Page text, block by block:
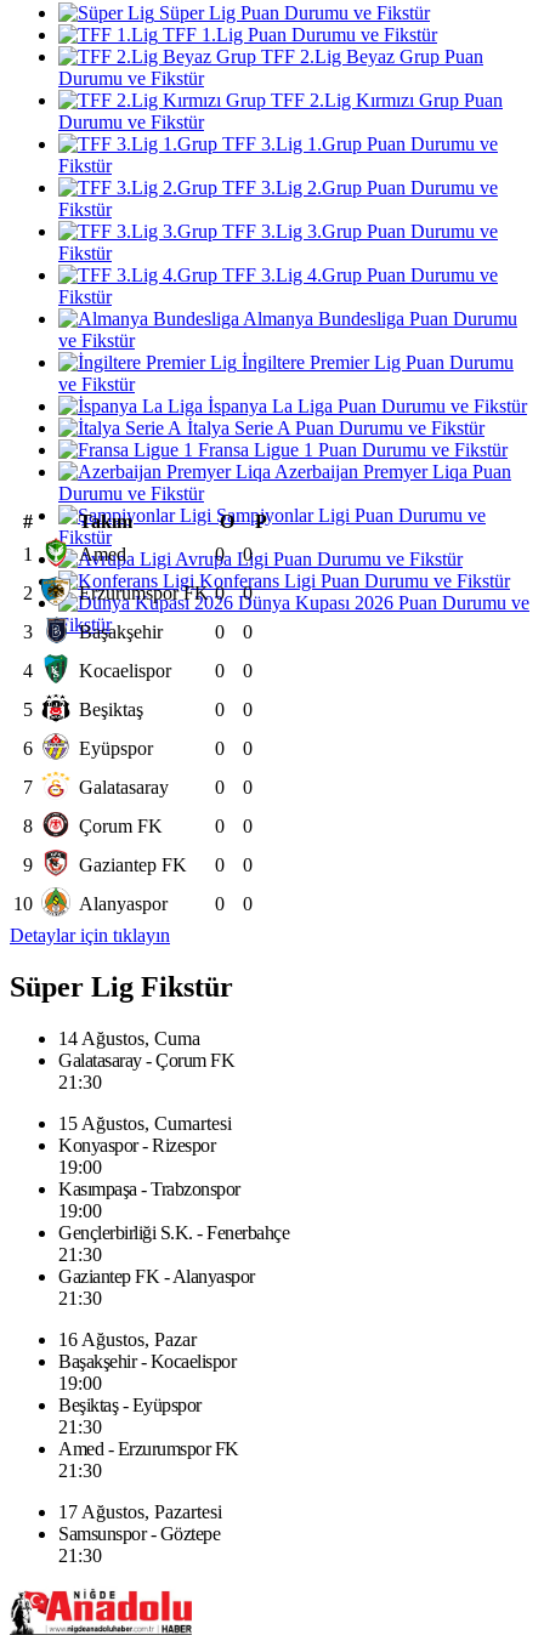
Süper Lig Puan Durumu ve Fikstür
TFF 1.Lig Puan Durumu ve Fikstür
TFF 2.Lig Beyaz Grup Puan
Durumu ve Fikstür
TFF 2.Lig Kırmızı Grup Puan
Durumu ve Fikstür
TFF 3.Lig 1.Grup Puan Durumu ve
Fikstür
TFF 3.Lig 2.Grup Puan Durumu ve
Fikstür
TFF 3.Lig 3.Grup Puan Durumu ve
Fikstür
TFF 3.Lig 4.Grup Puan Durumu ve
Fikstür
Almanya Bundesliga Puan Durumu
ve Fikstür
İngiltere Premier Lig Puan Durumu
ve Fikstür
İspanya La Liga Puan Durumu ve Fikstür
İtalya Serie A Puan Durumu ve Fikstür
Fransa Ligue 1 Puan Durumu ve Fikstür
Azerbaijan Premyer Liqa Puan
Durumu ve Fikstür
Şampiyonlar Ligi Puan Durumu ve
Fikstür
Avrupa Ligi Puan Durumu ve Fikstür
Konferans Ligi Puan Durumu ve Fikstür
Dünya Kupası 2026 Puan Durumu ve
Fikstür
# Takım O
P
1
Amed 0
0
2
Erzurumspor FK 0
0
3
Başakşehir 0
0
4
Kocaelispor 0
0
5
Beşiktaş 0
0
6
Eyüpspor 0
0
7
Galatasaray 0
0
8
Çorum FK 0
0
9
Gaziantep FK 0
0
10
Alanyaspor 0
0
Detaylar için tıklayın
Süper Lig Fikstür
14 Ağustos, Cuma
Galatasaray - Çorum FK
21:30
15 Ağustos, Cumartesi
Konyaspor - Rizespor
19:00
Kasımpaşa - Trabzonspor
19:00
Gençlerbirliği S.K. - Fenerbahçe
21:30
Gaziantep FK - Alanyaspor
21:30
16 Ağustos, Pazar
Başakşehir - Kocaelispor
19:00
Beşiktaş - Eyüpspor
21:30
Amed - Erzurumspor FK
21:30
17 Ağustos, Pazartesi
Samsunspor - Göztepe
21:30